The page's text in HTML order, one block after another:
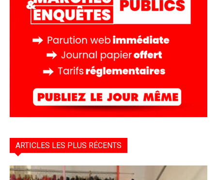
ARTICLES LES PLUS RÉCENTS